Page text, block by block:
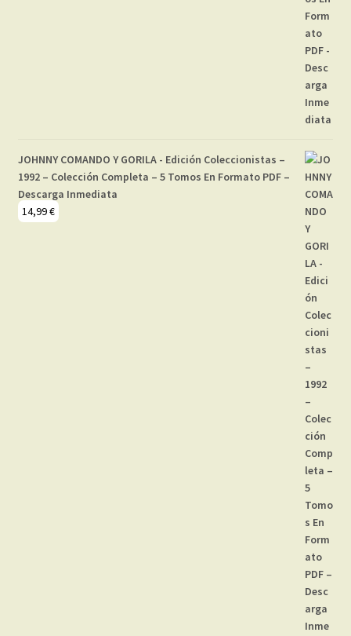
JOHNNY COMANDO Y GORILA - Edición Coleccionistas –
1992 – Colección Completa – 5 Tomos En Formato PDF –
Descarga Inmediata
14,99€